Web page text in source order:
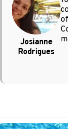
Josianne
Rodrigues